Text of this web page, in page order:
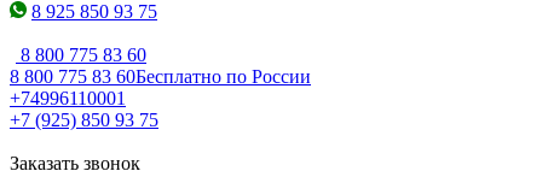
8 925 850 93 75
8 800 775 83 60
8 800 775 83 60Бесплатно по России
+74996110001
+7 (925) 850 93 75
Заказать звонок